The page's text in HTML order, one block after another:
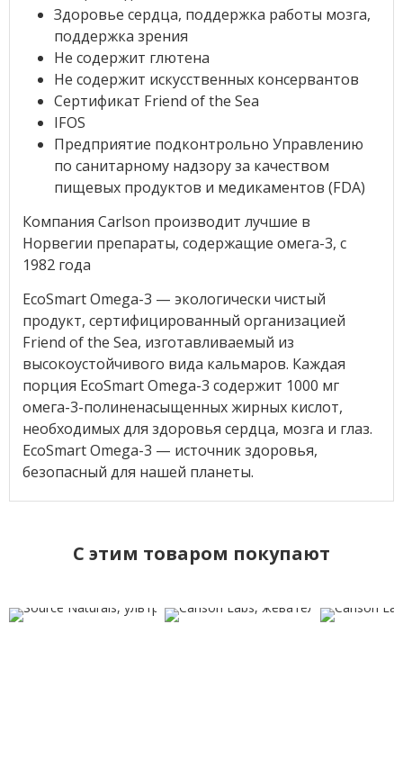
Здоровье сердца, поддержка работы мозга,
поддержка зрения
Не содержит глютена
Не содержит искусственных консервантов
Сертификат Friend of the Sea
IFOS
Предприятие подконтрольно Управлению
по санитарному надзору за качеством
пищевых продуктов и медикаментов (FDA)
Компания Carlson производит лучшие в
Норвегии препараты, содержащие омега-3, с
1982 года
EcoSmart Omega-3 — экологически чистый
продукт, сертифицированный организацией
Friend of the Sea, изготавливаемый из
высокоустойчивого вида кальмаров. Каждая
порция EcoSmart Omega-3 содержит 1000 мг
омега-3-полиненасыщенных жирных кислот,
необходимых для здоровья сердца, мозга и глаз.
EcoSmart Omega-3 — источник здоровья,
безопасный для нашей планеты.
C этим товаром покупают